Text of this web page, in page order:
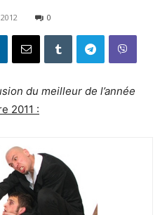
0
du meilleur de l’année
2011 :